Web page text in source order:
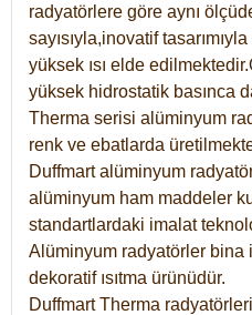
radyatörlere göre aynı
sayısıyla,inovatif
yüksek ısı elde
yüksek hidrostatik basınca
Therma serisi alüminyum
renk ve ebatlarda
Duffmart alüminyum
alüminyum ham maddeler
standartlardaki imalat
Alüminyum radyatörler bina
dekoratif ısıtma ürünüdür.
Duffmart Therma